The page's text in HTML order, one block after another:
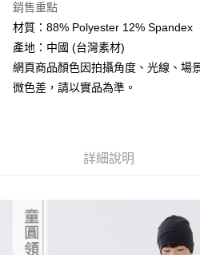
【大哥付你分期使用說明】
1.本服務由台灣大哥大提供，台灣大哥大
2.付款方式選擇「大哥付你分期」，訂單
流程，驗證手機門號後，選擇欲分期的期
成交易。
3.實際核准額度、可分期數及費用金額請
4.訂單成立30分鐘內，如未前往確認交易
1.分期款項不併入電信帳單，「大哥付你
【注意事項】
1.本服務係由「台灣大哥大股份有限公司
AFTEE先享後付
相關說明
AFTEE先享後付是「在收到商品之後才付
便利好安心！
【「AFTEE先享後付」結帳流程】
２．訂單成立數日內，您將收到繳費通知
３．收到繳費通知簡訊後14天內，點擊此
ATM／網路銀行／等多元方式進行付款，
※ 請注意：結帳手續完成當下不需立刻繳
ATM付款
7-11取貨付款
每筆NT$60，滿NT$799(含以上)免運
銷售重點
材質：88% Polyester 12% Spandex
產地：中國 (台灣素材)
網頁商品顏色因拍攝角度、光線、場
微色差，請以實品為準。
詳細說明